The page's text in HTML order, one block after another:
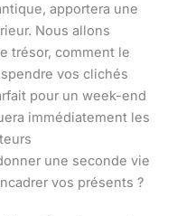
apportera une
Nous allons
trésor, comment le
vos clichés
pour un week-end
immédiatement les
une seconde vie
vos présents ?